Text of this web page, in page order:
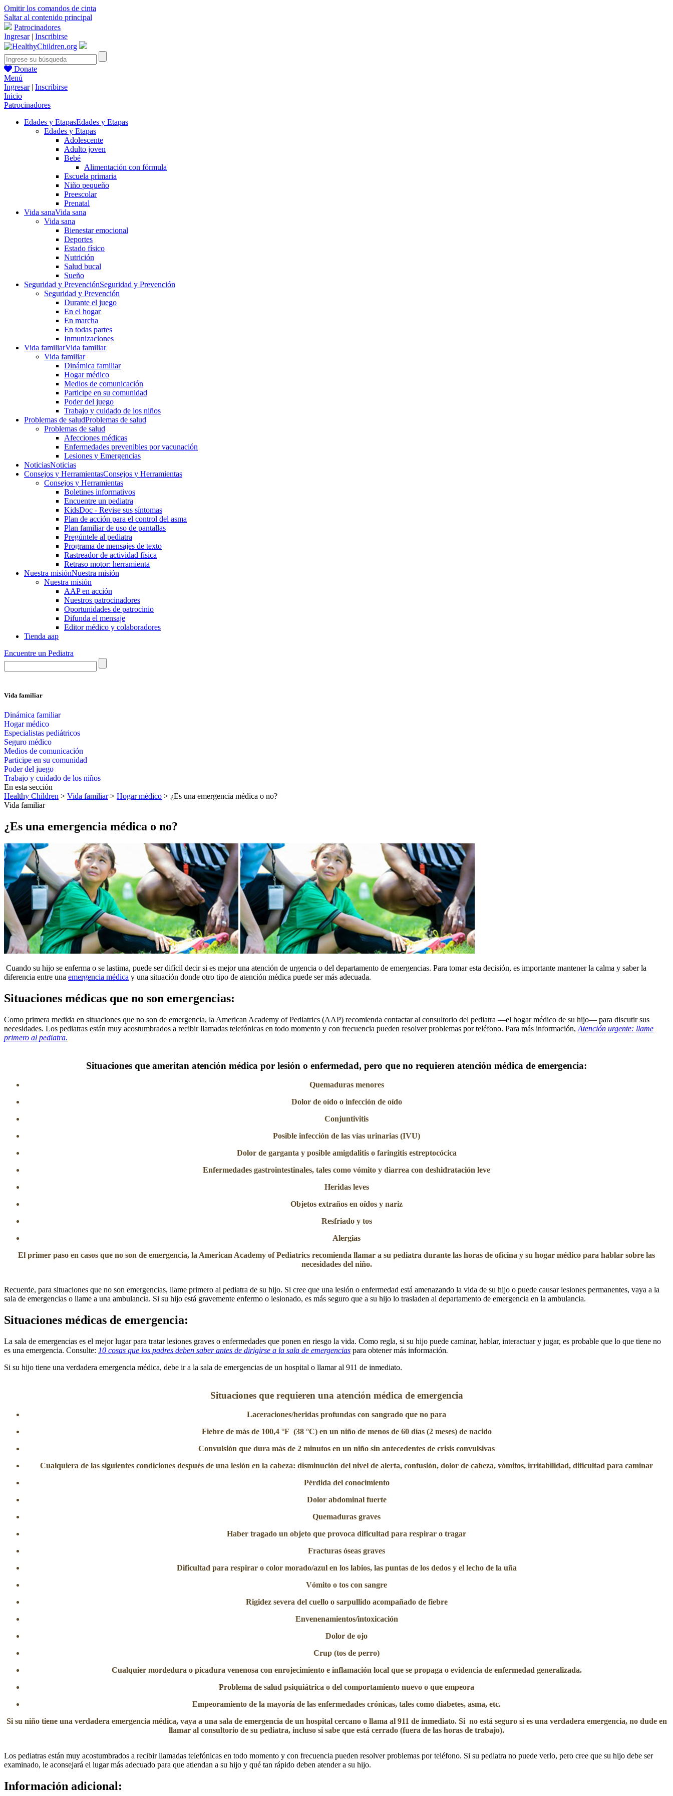
Omitir los comandos de cinta
Saltar al contenido principal
Patrocinadores
Ingresar| Inscribirse
Donate
Menú
Ingresar| Inscribirse
Inicio
Patrocinadores
Edades y EtapasEdades y Etapas
Edades y Etapas
Adolescente
Adulto joven
Bebé
Alimentación con fórmula
Escuela primaria
Niño pequeño
Preescolar
Prenatal
Vida sanaVida sana
Vida sana
Bienestar emocional
Deportes
Estado físico
Nutrición
Salud bucal
Sueño
Seguridad y PrevenciónSeguridad y Prevención
Seguridad y Prevención
Durante el juego
En el hogar
En marcha
En todas partes
Inmunizaciones
Vida familiarVida familiar
Vida familiar
Dinámica familiar
Hogar médico
Medios de comunicación
Participe en su comunidad
Poder del juego
Trabajo y cuidado de los niños
Problemas de saludProblemas de salud
Problemas de salud
Afecciones médicas
Enfermedades prevenibles por vacunación
Lesiones y Emergencias
NoticiasNoticias
Consejos y HerramientasConsejos y Herramientas
Consejos y Herramientas
Boletines informativos
Encuentre un pediatra
KidsDoc - Revise sus síntomas
Plan de acción para el control del asma
Plan familiar de uso de pantallas
Pregúntele al pediatra
Programa de mensajes de texto
Rastre​​ador de activida​d física
Retraso motor: herramienta
Nuestra misiónNuestra misión
Nuestra misión
AAP en acción
Nuestros patrocinadores
Oportunidades de patrocinio
Difunda el mensaje
Editor médico y colaboradores
Tienda aap
Encuentre un Pediatra
Vida familiar
Dinámica familiar
Hogar médico
Especialistas pediátricos
Seguro médico
Medios de comunicación
Participe en su comunidad
Poder del juego
Trabajo y cuidado de los niños
En esta sección
Healthy Children > Vida familiar> Hogar médico > ¿Es una emergencia médica o no?
Vida familiar
¿Es una emergencia médica o no?
​ Cuando su hijo se enferma o se lastima, puede ser difícil decir si es mejor una atención de urgencia o del departamento de emergencias. Para tomar esta decisión, es importante mantener la calma y saber la
diferencia entre una emergencia médica y una situación donde otro tipo de atención médica puede ser más adecuada.
Situaciones médicas que no son emergencias:
Como primera medida en situaciones que no son de emergencia, la American Academy of Pediatrics (AAP) recomienda contactar al consultorio del pediatra —el hogar médico de su hijo— para discutir sus
necesidades. Los pediatras están muy acostumbrados a recibir llamadas telefónicas en todo momento y con frecuencia pueden resolver problemas por teléfono. Para más información, Atención urgente: llame
primero al pediatra.
Situaciones que ameritan atención médica por lesión o enfermedad, pero que no requieren atención médica de emergencia:
Quemaduras menores
Dolor de oído o infección de oído
Conjuntivitis
Posible infección de las vías urinarias (IVU)
Dolor de garganta y posible amigdalitis o faringitis estreptocócica
Enfermedades gastrointestinales, tales como vómito y diarrea con deshidratación leve
Heridas leves
Objetos extraños en oídos y nariz
Resfriado y tos
Alergias
El primer paso en casos que no son de emergencia, la American Academy of Pediatrics recomienda llamar a su pediatra durante las horas de oficina y su hogar médico para hablar sobre las
necesidades del niño.
Recuerde, para situaciones que no son emergencias, llame primero al pediatra de su hijo. Si cree que una lesión o enfermedad está amenazando la vida de su hijo o puede causar lesiones permanentes, vaya a la
sala de emergencias o llame a una ambulancia. Si su hijo está gravemente enfermo o lesionado, es más seguro que a su hijo lo trasladen al departamento de emergencia en la ambulancia.
Situaciones médicas de emergencia:
La sala de emergencias es el mejor lugar para tratar lesiones graves o enfermedades que ponen en riesgo la vida. Como regla, si su hijo puede caminar, hablar, interactuar y jugar, es probable que lo que tiene no
es una emergencia. Consulte: 10 cosas que los padres deben saber antes de dirigirse a la sala de emergencias para obtener más información.
Si su hijo tiene una verdadera emergencia médica, debe ir a la sala de emergencias de un hospital o llamar al 911 de inmediato.
Situaciones que requieren una atención médica de emergencia
Laceraciones/heridas profundas con sangrado que no para
Fiebre de más de 100,4 °F (38 °C) en un niño de menos de 60 días (2 meses) de nacido
Convulsión que dura más de 2 minutos en un niño sin antecedentes de crisis convulsivas
Cualquiera de las siguientes condiciones después de una lesión en la cabeza: disminución del nivel de alerta, confusión, dolor de cabeza, vómitos, irritabilidad, dificultad para caminar
Pérdida del conocimiento
Dolor abdominal fuerte
Quemaduras graves
Haber tragado un objeto que provoca dificultad para respirar o tragar
Fracturas óseas graves
Dificultad para respirar o color morado/azul en los labios, las puntas de los dedos y el lecho de la uña
Vómito o tos con sangre
Rigidez severa del cuello o sarpullido acompañado de fiebre
Envenenamientos/intoxicación
Dolor de ojo
Crup (tos de perro)
Cualquier mordedura o picadura venenosa con enrojecimiento e inflamación local que se propaga o evidencia de enfermedad generalizada.
Problema de salud psiquiátrica o del comportamiento nuevo o que empeora
Empeoramiento de la mayoría de las enfermedades crónicas, tales como diabetes, asma, etc.
Si su niño tiene una verdadera emergencia médica, vaya a una sala de emergencia de un hospital cercano o llama al 911 de inmediato. Si no está seguro si es una verdadera emergencia, no dude en
llamar al consultorio de su pediatra, incluso si sabe que está cerrado (fuera de las horas de trabajo).
Los pediatras están muy acostumbrados a recibir llamadas telefónicas en todo momento y con frecuencia pueden resolver problemas por teléfono. Si su pediatra no puede verlo, pero cree que su hijo debe ser
examinado, le aconsejará el lugar más adecuado para que atiendan a su hijo y qué tan rápido deben atender a su hijo.
Información adicional: